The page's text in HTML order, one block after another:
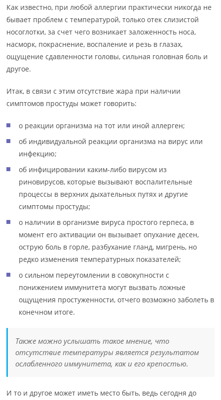
Как известно, при любой аллергии практически никогда не
бывает проблем с температурой, только отек слизистой
носоглотки, за счет чего возникает заложенность носа,
насморк, покраснение, воспаление и резь в глазах,
ощущение сдавленности головы, сильная головная боль и
другое.
Итак, в связи с этим отсутствие жара при наличии
симптомов простуды может говорить:
о реакции организма на тот или иной аллерген;
об индивидуальной реакции организма на вирус или
инфекцию;
об инфицировании каким-либо вирусом из
риновирусов, которые вызывают воспалительные
процессы в верхних дыхательных путях и другие
симптомы простуды;
о наличии в организме вируса простого герпеса, в
момент его активации он вызывает опухание десен,
острую боль в горле, разбухание гланд, мигрень, но
редко изменения температурных показателей;
о сильном переутомлении в совокупности с
понижением иммунитета могут вызвать ложные
ощущения простуженности, отчего возможно заболеть в
конечном итоге.
Также можно услышать такое мнение, что
отсутствие температуры является результатом
ослабленного иммунитета, как и его крепостью.
И то и другое может иметь место быть, ведь сегодня до